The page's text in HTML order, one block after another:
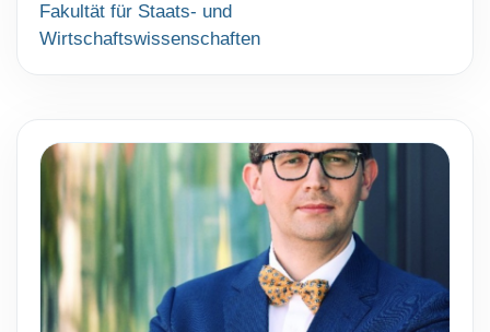
Fakultät für Staats- und
Wirtschaftswissenschaften